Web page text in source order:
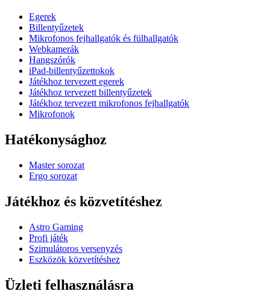
Egerek
Billentyűzetek
Mikrofonos fejhallgatók és fülhallgatók
Webkamerák
Hangszórók
iPad-billentyűzettokok
Játékhoz tervezett egerek
Játékhoz tervezett billentyűzetek
Játékhoz tervezett mikrofonos fejhallgatók
Mikrofonok
Hatékonysághoz
Master sorozat
Ergo sorozat
Játékhoz és közvetítéshez
Astro Gaming
Profi játék
Szimulátoros versenyzés
Eszközök közvetítéshez
Üzleti felhasználásra